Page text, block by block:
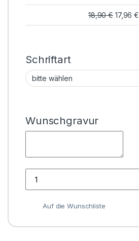
18,90€ 17,96€
Schriftart
Wunschgravur
Auf die Wunschliste